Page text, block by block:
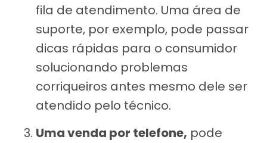
fila de atendimento. Uma área de
suporte, por exemplo, pode passar
dicas rápidas para o consumidor
solucionando problemas
corriqueiros antes mesmo dele ser
atendido pelo técnico.
Uma venda por telefone, pode